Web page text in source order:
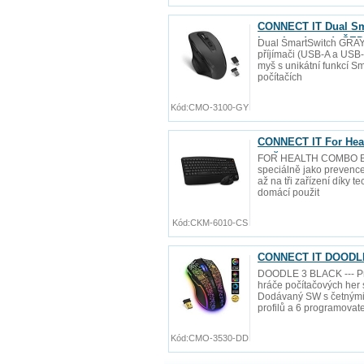
CONNECT IT Dual
baterie zdarma),
Dual SmartSwitch
příjímači (USB-A a
myš s unikátní funkcí
počítačích
Kód:CMO-3100-GY
CONNECT IT For
myš
FOR HEALTH
speciálně jako
až na tři zařízení díky
domácí použit
Kód:CKM-6010-CS
CONNECT IT
DOODLE 3 BLACK ---
hráče počítačových
Dodávaný SW s
profilů a 6
Kód:CMO-3530-DD